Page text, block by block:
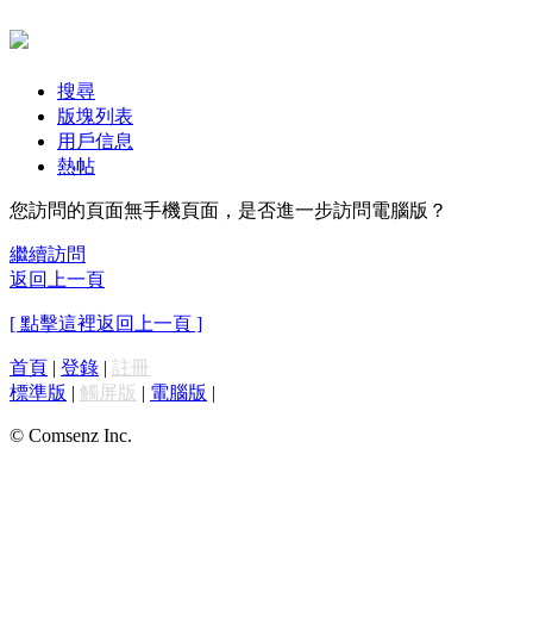
搜尋
版塊列表
用戶信息
熱帖
您訪問的頁面無手機頁面，是否進一步訪問電腦版？
繼續訪問
返回上一頁
[ 點擊這裡返回上一頁 ]
首頁 | 登錄 | 註冊
標準版 | 觸屏版 | 電腦版 |
© Comsenz Inc.